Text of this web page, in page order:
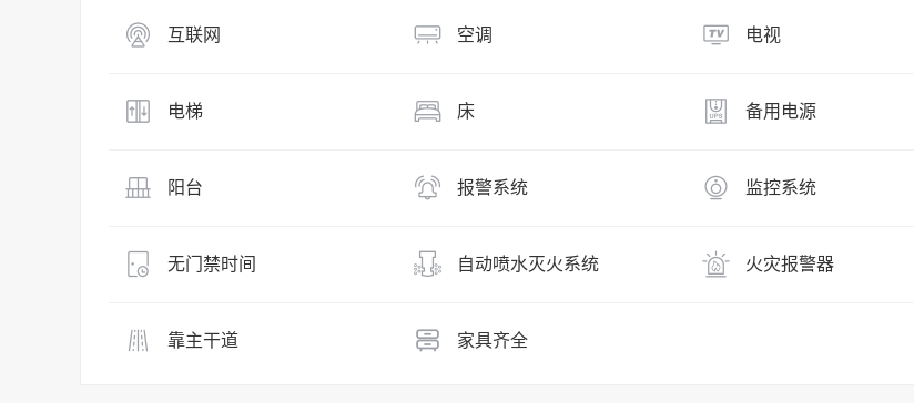
互联网 空调 电视
电梯 床 备用电源
阳台 报警系统 监控系统
无门禁时间 自动喷水灭火系统 火灾报警器
靠主干道 家具齐全